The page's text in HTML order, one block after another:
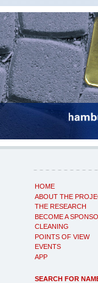
HOME
ABOUT THE
THE RESEARCH
BECOME A
CLEANING
POINTS OF VIEW
EVENTS
APP
SEARCH FOR